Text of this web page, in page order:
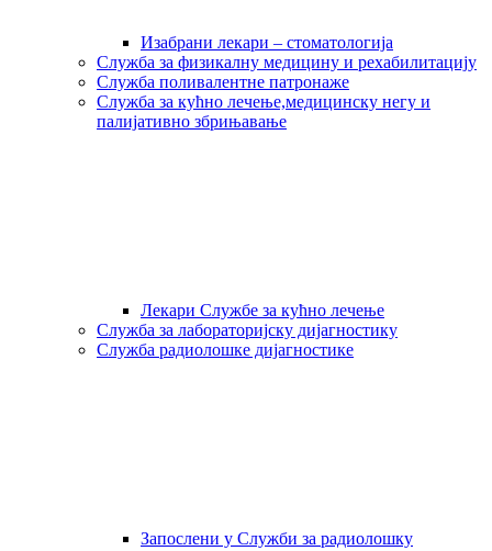
Изабрани лекари – стоматологија
Служба за физикалну медицину и рехабилитацију
Служба поливалентне патронаже
Служба за кућно лечење,медицинску негу и
палијативно збрињавање
Лекари Службе за кућно лечење
Служба за лабораторијску дијагностику
Служба радиолошке дијагностике
Запослени у Служби за радиолошку